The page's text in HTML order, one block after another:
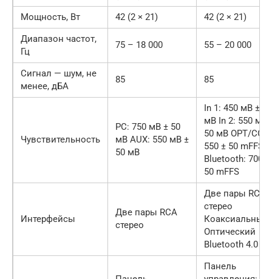
Мощность, Вт
42 (2 × 21)
42 (2 × 21)
Диапазон частот,
Гц
75 – 18 000 55 – 20 000
Сигнал — шум, не
менее, дБА
85 85
Чувствительность
PC: 750 мВ ± 50
мВ AUX: 550 мВ ±
50 мВ
In 1: 450 мВ ± 50
мВ In 2: 550 мВ
50 мВ OPT/COA:
550 ± 50 mFFS
Bluetooth: 700 ±
50 mFFS
Интерфейсы
Две пары RCA
стерео
Две пары RCA
стерео
Коаксиальный
Оптический
Bluetooth 4.0
Панель